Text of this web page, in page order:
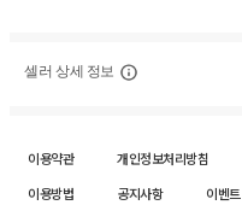
셀러 상세 정보
이용약관 개인정보처리방침
이용방법
공지사항 이벤트